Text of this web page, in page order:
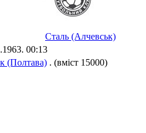
Сталь (Алчевськ)
00:13
(Полтава) . (вміст 15000)